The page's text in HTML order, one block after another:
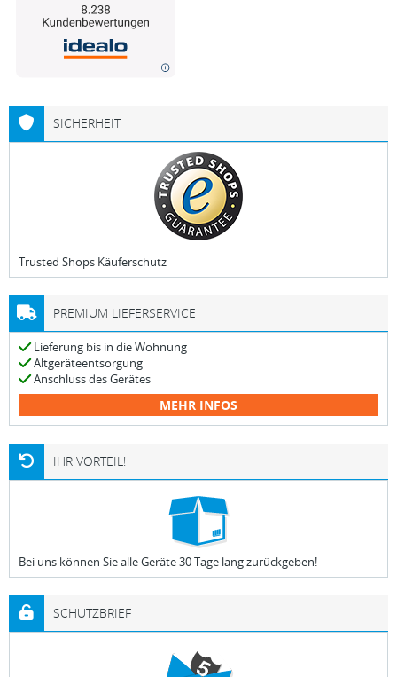
SICHERHEIT
Trusted Shops Käuferschutz
PREMIUM LIEFERSERVICE
Lieferung bis in die Wohnung
Altgeräteentsorgung
Anschluss des Gerätes
MEHR INFOS
IHR VORTEIL!
Bei uns können Sie alle Geräte 30 Tage lang zurückgeben!
SCHUTZBRIEF